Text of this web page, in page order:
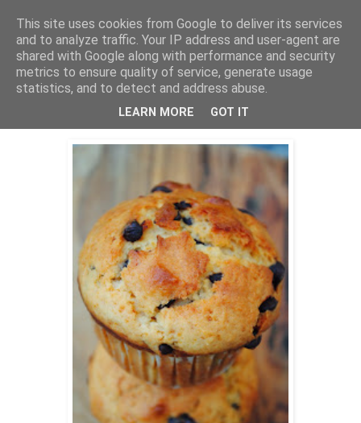
THURSDAYSCOOKING
nedjelja, 11. svibnja 2014.
Jogurt muffini
This site uses cookies from Google to deliver its services
and to analyze traffic. Your IP address and user-agent are
shared with Google along with performance and security
metrics to ensure quality of service, generate usage
statistics, and to detect and address abuse.
LEARN MORE GOT IT